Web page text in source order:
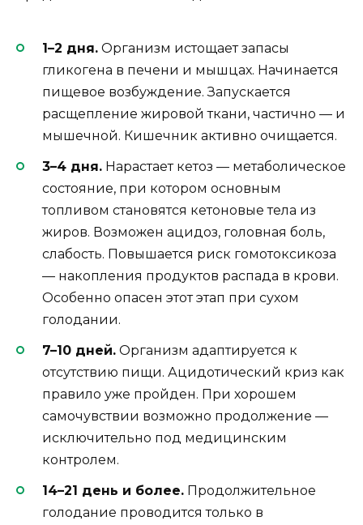
1–2 дня. Организм истощает запасы
гликогена в печени и мышцах. Начинается
пищевое возбуждение. Запускается
расщепление жировой ткани, частично — и
мышечной. Кишечник активно очищается.
3–4 дня. Нарастает кетоз — метаболическое
состояние, при котором основным
топливом становятся кетоновые тела из
жиров. Возможен ацидоз, головная боль,
слабость. Повышается риск гомотоксикоза
— накопления продуктов распада в крови.
Особенно опасен этот этап при сухом
голодании.
7–10 дней. Организм адаптируется к
отсутствию пищи. Ацидотический криз как
правило уже пройден. При хорошем
самочувствии возможно продолжение —
исключительно под медицинским
контролем.
14–21 день и более. Продолжительное
голодание проводится только в